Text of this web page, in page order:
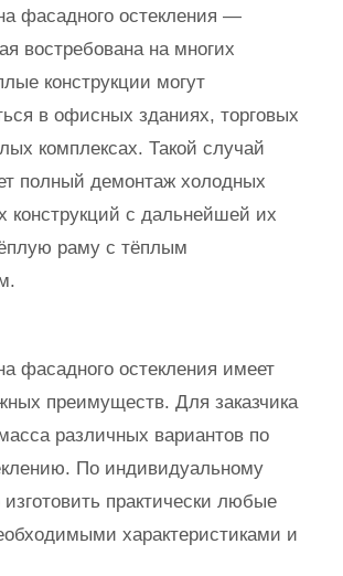
фасадного остекления —
востребована на многих
конструкции могут
в офисных зданиях, торговых
комплексах. Такой случай
полный демонтаж холодных
с дальнейшей их
раму с тёплым
фасадного остекления имеет
преимуществ. Для заказчика
различных вариантов по
По индивидуальному
практически любые
характеристиками и